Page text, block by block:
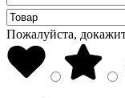
Пожалуйста,